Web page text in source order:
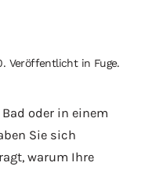
. Veröffentlicht in Fuge.
oder in einem
Sie sich
warum Ihre